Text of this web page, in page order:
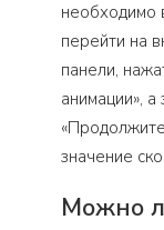
необходимо
перейти на
панели,
анимации»,
значение
Можно